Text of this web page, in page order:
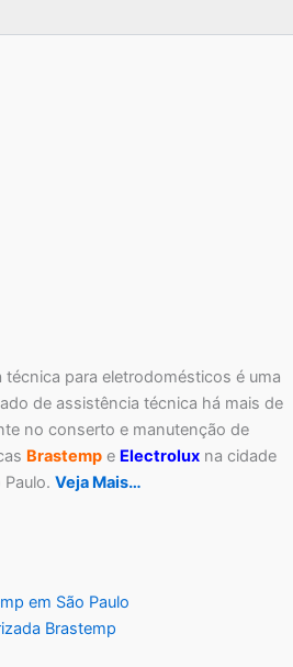
técnica para eletrodomésticos é uma
de assistência técnica há mais de
no conserto e manutenção de
Brastemp e Electrolux na cidade
Veja Mais…
em São Paulo
Brastemp